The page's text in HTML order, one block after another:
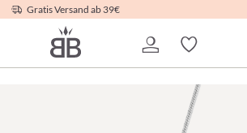
Gratis Versand ab 39€